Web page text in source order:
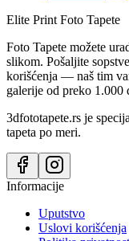
Elite Print Foto Tapete
Foto Tapete možete
slikom. Pošaljite
korišćenja — naš tim
galerije od preko 1.000
3dfototapete.rs je
tapeta po meri.
Informacije
Uputstvo
Uslovi korišćenja